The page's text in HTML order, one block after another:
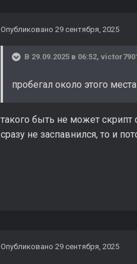
Опубликовано 29 сентября, 2025
В 29.09.2025 в 06:52,
пробегал около этого
такого быть не может
сразу не заспавнился, то и
Опубликовано 29 сентября, 2025